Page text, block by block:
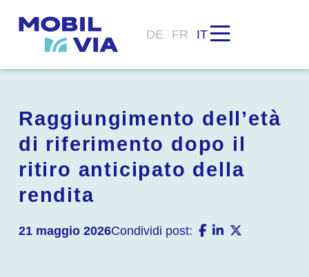
DE FR IT
Raggiungimento dell’età
di riferimento dopo il
ritiro anticipato della
rendita
21 maggio 2026Condividi post: